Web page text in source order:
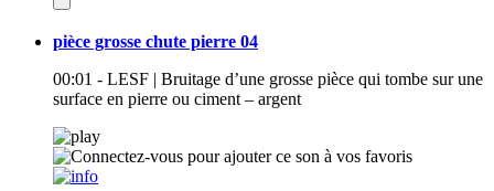
pièce grosse chute pierre 04
00:01 - LESF | Bruitage d’une grosse pièce qui tombe sur une
surface en pierre ou ciment – argent